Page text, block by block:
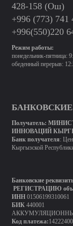
428-158 (Ош)
+996 (773) 741
+996(550)220
Режим работы:
понедельник-пятница:
обеденный перерыв:
Получатель:
ИННОВАЦИЙ
Банк получателя:
Кыргызской
Банковские
РЕГИСТРАЦИЮ
ИНН01506199310061
БИК440001
Код платежа:14222400